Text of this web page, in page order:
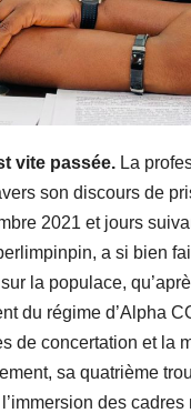
vite passée. La
son discours de
2021 et jours
a si bien
la populace,
du régime d’Alpha
de concertation et la
sa quatrième
des